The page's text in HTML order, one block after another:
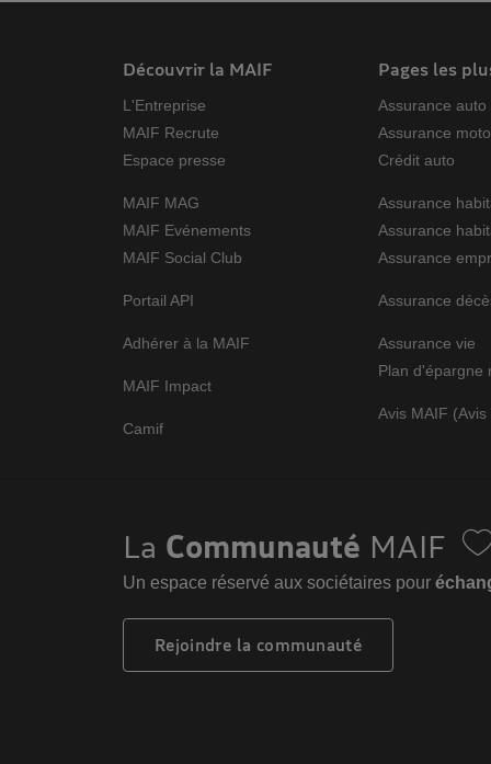
Découvrir la MAIF
L'Entreprise
MAIF Recrute
Espace presse
MAIF MAG
MAIF Evénements
MAIF Social Club
Portail API
Adhérer à la MAIF
MAIF Impact
Camif
Pages les
Assurance auto
Assurance moto
Crédit auto
Assurance
Assurance
Assurance
Assurance
Assurance vie
Plan d'épargne
Avis MAIF (Avis
La Communauté MAIF
Un espace réservé aux sociétaires pour
Rejoindre la communauté